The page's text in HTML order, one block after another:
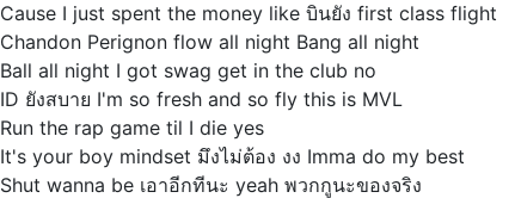
Cause I just spent the money like บินยัง first class flight
Chandon Perignon flow all night Bang all night
Ball all night I got swag get in the club no
ID ยังสบาย I'm so fresh and so fly this is MVL
Run the rap game til I die yes
It's your boy mindset มึงไม่ต้อง งง Imma do my best
Shut wanna be เอาอีกทีนะ yeah พวกกูนะของจริง